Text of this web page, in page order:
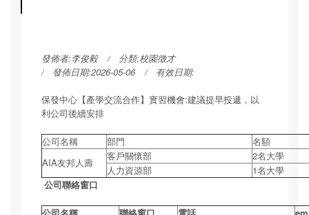
發佈者:李俊毅 分類:校園徵才
發佈日期:2026-05-06
有效日期:
保發中心【產學交流合作】實習機會:建議提早投遞，以
利公司後續安排
公司名稱 部門
名額
AIA友邦人壽
客戶關懷部
2名大學
人力資源部
1名大學
公司聯絡窗口